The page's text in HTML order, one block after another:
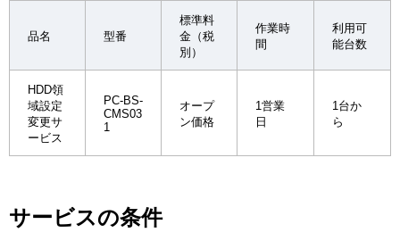
品名 型番
標準料
金（税
別）
作業時
間
利用可
能台数
HDD領
域設定
変更サ
ービス
PC-BS-
CMS03
1
オープ
ン価格
1営業
日
1台か
ら
サービスの条件